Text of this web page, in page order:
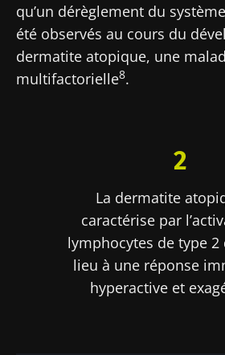
qu’un dérèglement du
été observés au cours du
dermatite atopique, une
multifactorielle8.
2
La dermatite
caractérise par
lymphocytes de type
lieu à une réponse
hyperactive et